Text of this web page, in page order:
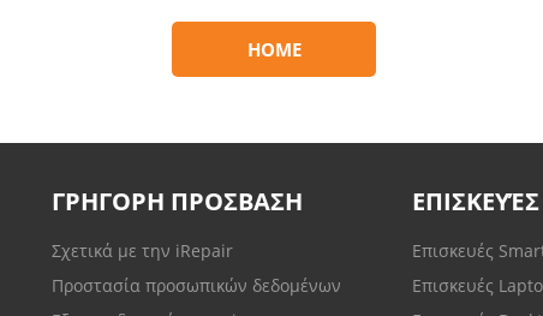
HOME
ΓΡΗΓΟΡΗ ΠΡΟΣΒΑΣΗ
Σχετικά με την iRepair
Προστασία προσωπικών δεδομένων
ΕΠΙΣΚΕΥΈΣ
Επισκευές
Επισκευές